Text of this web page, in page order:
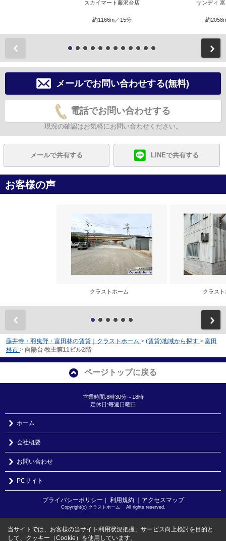
スカイマート藤沢台店
約1166m／15分
サンディ
約
メールでお問い合わせする(無料)
電話でお問い合わせする
現況の確認はお気軽にお問い合わせください。
メールで共有する LINEで共有する
お客様の声
クラストホーム クラス
藤井寺・羽曳野・富田林の賃貸｜クラストホーム > (賃貸)地域から探す > 富田
林市 > 向陽台 牧主第11ビル2階
ページトップに戻る
営業時間:8時30分～18時
定休日:毎週日曜日
ホーム
会社概要
お問い合わせ
PCサイト
プライバシーポリシー 利用規約 ｜アクセスマップ
Copyright(c) クラストホーム All rights reserved.
当サイトでは、お客様の当サイト利用状況把握、サービス向上検討を目的と
して、クッキー（Cookie）を使用しています。